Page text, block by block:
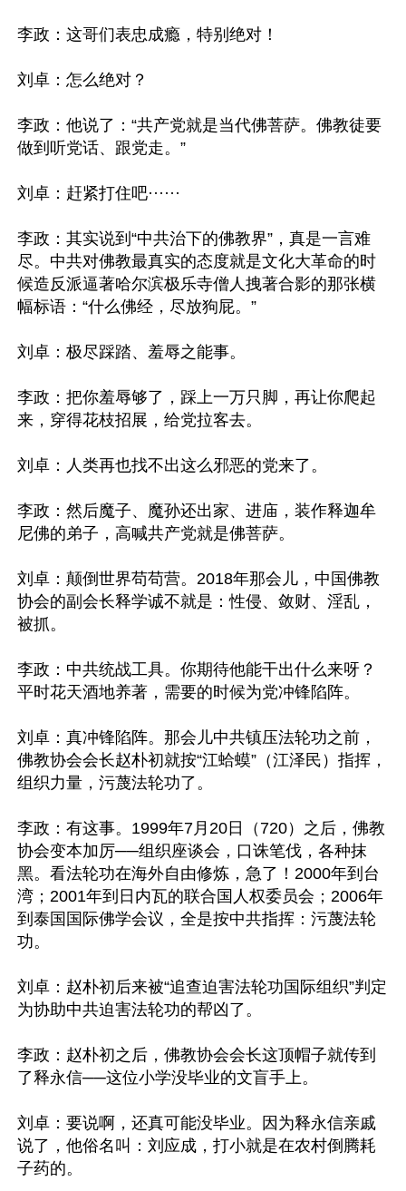
李政：这哥们表忠成瘾，特别绝对！
刘卓：怎么绝对？
李政：他说了：“共产党就是当代佛菩萨。佛教徒要
做到听党话、跟党走。”
刘卓：赶紧打住吧······
李政：其实说到“中共治下的佛教界”，真是一言难
尽。中共对佛教最真实的态度就是文化大革命的时
候造反派逼著哈尔滨极乐寺僧人拽著合影的那张横
幅标语：“什么佛经，尽放狗屁。”
刘卓：极尽踩踏、羞辱之能事。
李政：把你羞辱够了，踩上一万只脚，再让你爬起
来，穿得花枝招展，给党拉客去。
刘卓：人类再也找不出这么邪恶的党来了。
李政：然后魔子、魔孙还出家、进庙，装作释迦牟
尼佛的弟子，高喊共产党就是佛菩萨。
刘卓：颠倒世界苟苟营。2018年那会儿，中国佛教
协会的副会长释学诚不就是：性侵、敛财、淫乱，
被抓。
李政：中共统战工具。你期待他能干出什么来呀？
平时花天酒地养著，需要的时候为党冲锋陷阵。
刘卓：真冲锋陷阵。那会儿中共镇压法轮功之前，
佛教协会会长赵朴初就按“江蛤蟆”（江泽民）指挥，
组织力量，污蔑法轮功了。
李政：有这事。1999年7月20日（720）之后，佛教
协会变本加厉──组织座谈会，口诛笔伐，各种抹
黑。看法轮功在海外自由修炼，急了！2000年到台
湾；2001年到日内瓦的联合国人权委员会；2006年
到泰国国际佛学会议，全是按中共指挥：污蔑法轮
功。
刘卓：赵朴初后来被“追查迫害法轮功国际组织”判定
为协助中共迫害法轮功的帮凶了。
李政：赵朴初之后，佛教协会会长这顶帽子就传到
了释永信──这位小学没毕业的文盲手上。
刘卓：要说啊，还真可能没毕业。因为释永信亲戚
说了，他俗名叫：刘应成，打小就是在农村倒腾耗
子药的。